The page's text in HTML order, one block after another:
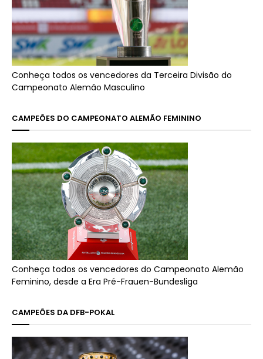
Conheça todos os vencedores da Terceira Divisão do
Campeonato Alemão Masculino
CAMPEÕES DO CAMPEONATO ALEMÃO FEMININO
Conheça todos os vencedores do Campeonato Alemão
Feminino, desde a Era Pré-Frauen-Bundesliga
CAMPEÕES DA DFB-POKAL